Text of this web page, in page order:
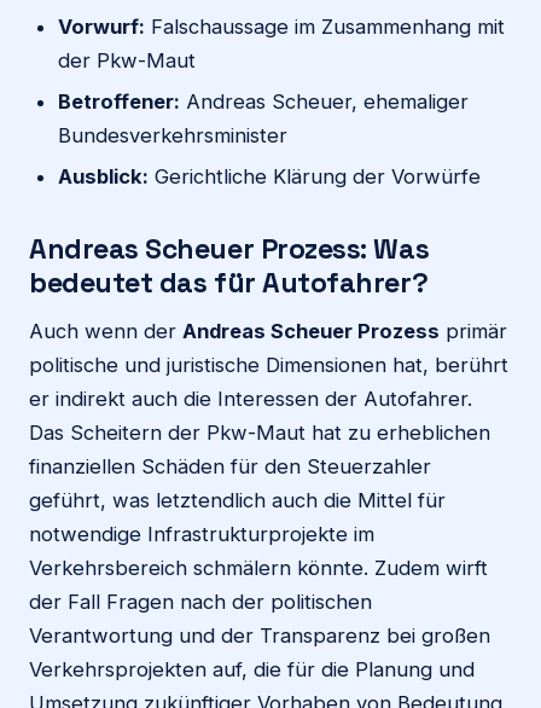
Vorwurf: Falschaussage im Zusammenhang mit
der Pkw-Maut
Betroffener: Andreas Scheuer, ehemaliger
Bundesverkehrsminister
Ausblick: Gerichtliche Klärung der Vorwürfe
Andreas Scheuer Prozess: Was
bedeutet das für Autofahrer?
Auch wenn der Andreas Scheuer Prozess primär
politische und juristische Dimensionen hat, berührt
er indirekt auch die Interessen der Autofahrer.
Das Scheitern der Pkw-Maut hat zu erheblichen
finanziellen Schäden für den Steuerzahler
geführt, was letztendlich auch die Mittel für
notwendige Infrastrukturprojekte im
Verkehrsbereich schmälern könnte. Zudem wirft
der Fall Fragen nach der politischen
Verantwortung und der Transparenz bei großen
Verkehrsprojekten auf, die für die Planung und